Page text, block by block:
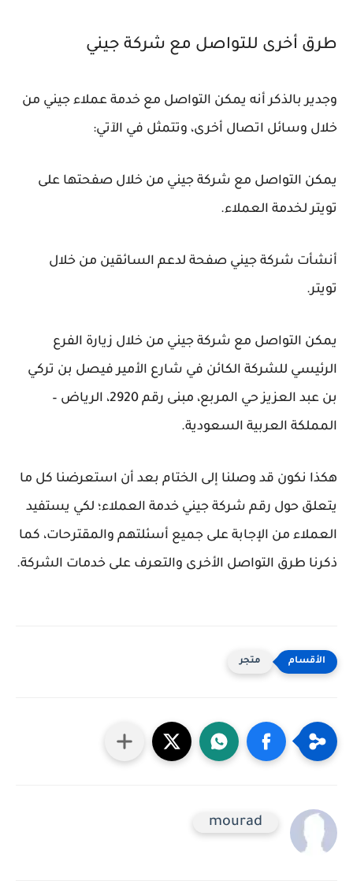
طرق أخرى للتواصل مع شركة جيني
وجدير بالذكر أنه يمكن التواصل مع خدمة عملاء جيني من
خلال وسائل اتصال أخرى، وتتمثل في الآتي:
يمكن التواصل مع شركة جيني من خلال صفحتها على
تويتر لخدمة العملاء.
أنشأت شركة جيني صفحة لدعم السائقين من خلال
تويتر.
يمكن التواصل مع شركة جيني من خلال زيارة الفرع
الرئيسي للشركة الكائن في شارع الأمير فيصل بن تركي
بن عبد العزيز حي المربع، مبنى رقم 2920، الرياض –
المملكة العربية السعودية.
هكذا نكون قد وصلنا إلى الختام بعد أن استعرضنا كل ما
يتعلق حول رقم شركة جيني خدمة العملاء؛ لكي يستفيد
العملاء من الإجابة على جميع أسئلتهم والمقترحات، كما
ذكرنا طرق التواصل الأخرى والتعرف على خدمات الشركة.
متجر
mourad